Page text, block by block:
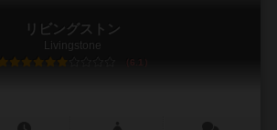
リビングストン
Livingstone
6.1